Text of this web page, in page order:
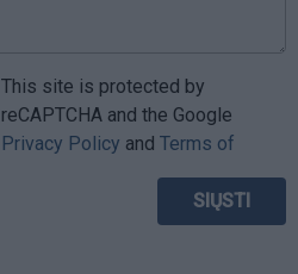
This site is protected by
reCAPTCHA and the Google
Privacy Policy and Terms of